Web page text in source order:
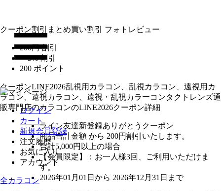
クーポン割引 まとめ買い割引 フォトレビュー
200円 割引
〜3% 割引
200 ポイント
クーポンLINE2026乱視用カラコン、乱視カラコン、遠視用カ
ラコン、遠視カラコン、遠視・乱視カラーコンタクトレンズ通
販専門店のカラコンのLINE2026クーポン詳細
ライン友達新登録ありがとうクーポン
商品合計金額 から 200円割引 いたします。
合計5,000円以上の場合
【会員限定】：お一人様3回
、ご利用いただけま
す。
2026年01月01日から 2026年12月31日まで
ログイン
カート
新規会員登録
注文履歴
お気に入り
アカウント
全カラコン